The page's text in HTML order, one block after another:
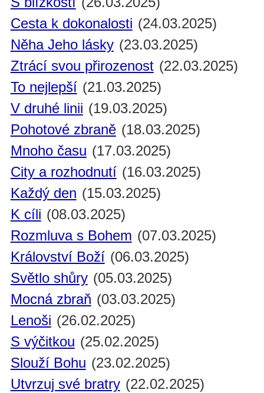
Cesta k dokonalosti (24.03.2025)
Něha Jeho lásky (23.03.2025)
Ztrácí svou přirozenost (22.03.2025)
To nejlepší (21.03.2025)
V druhé linii (19.03.2025)
Pohotové zbraně (18.03.2025)
Mnoho času (17.03.2025)
City a rozhodnutí (16.03.2025)
Každý den (15.03.2025)
K cíli (08.03.2025)
Rozmluva s Bohem (07.03.2025)
Království Boží (06.03.2025)
Světlo shůry (05.03.2025)
Mocná zbraň (03.03.2025)
Lenoši (26.02.2025)
S výčitkou (25.02.2025)
Slouží Bohu (23.02.2025)
Utvrzuj své bratry (22.02.2025)